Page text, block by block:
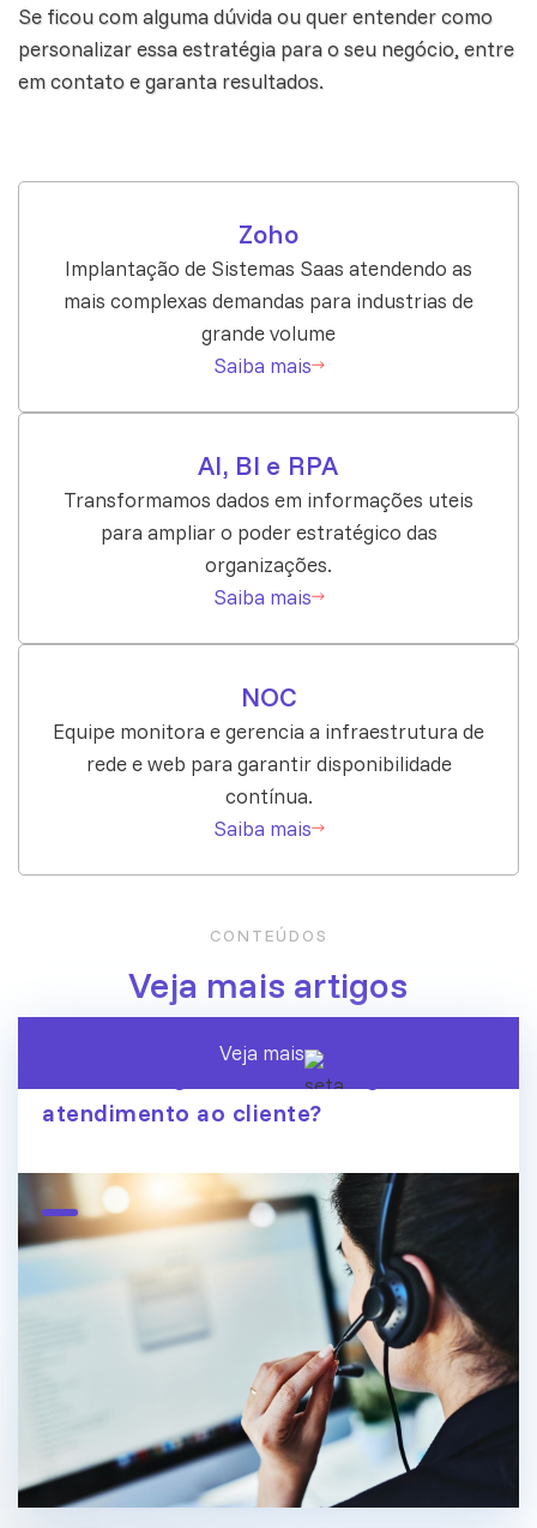
Se ficou com alguma dúvida ou quer entender como
personalizar essa estratégia para o seu negócio, entre
em contatoe garanta resultados.
Zoho
Implantação de Sistemas Saas atendendo as
mais complexas demandas para industrias de
grande volume
Saiba mais
AI, BI e RPA
Transformamos dados em informações uteis
para ampliar o poder estratégico das
organizações.
Saiba mais
NOC
Equipe monitora e gerencia a infraestrutura de
rede e web para garantir disponibilidade
contínua.
Saiba mais
CONTEÚDOS
Veja mais artigos
A era dos agentes de IA chegou ao
atendimento ao cliente?
Veja mais